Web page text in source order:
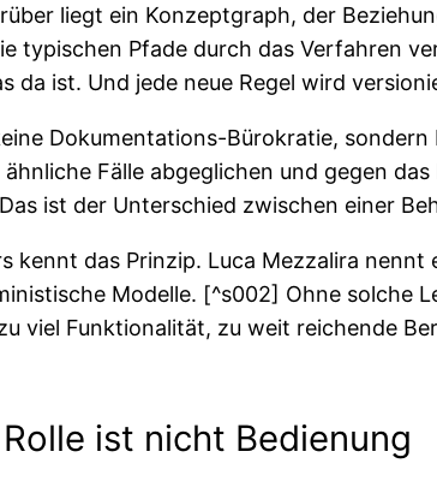
liegt ein Konzeptgraph, der
typischen Pfade durch das Verfahren
da ist. Und jede neue Regel wird
Dokumentations-Bürokratie,
Fälle abgeglichen und gegen
ist der Unterschied zwischen einer
kennt das Prinzip. Luca Mezzalira nennt
Modelle. [^s002] Ohne solche
viel Funktionalität, zu weit reichende
ist nicht Bedienung